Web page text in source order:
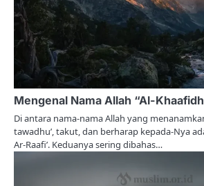
g
a
t
i
o
n
Mengenal Nama Allah “Al-
Di antara nama-nama Allah yang
tawadhu’, takut, dan berharap kepada-Nya
Ar-Raafi’. Keduanya sering dibahas…